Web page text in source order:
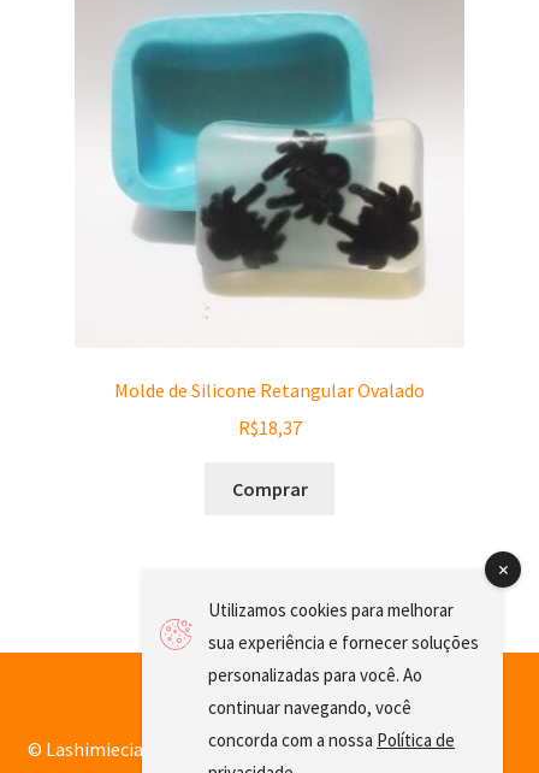
Molde de Silicone Retangular Ovalado
R$18,37
Comprar
© Lashimiecia 2026
Utilizamos cookies para melhorar
sua experiência e fornecer soluções
personalizadas para você. Ao
continuar navegando, você
concorda com a nossa Política de